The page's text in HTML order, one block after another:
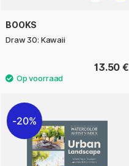
BOOKS
Draw 30: Kawaii
13.50 €
20%